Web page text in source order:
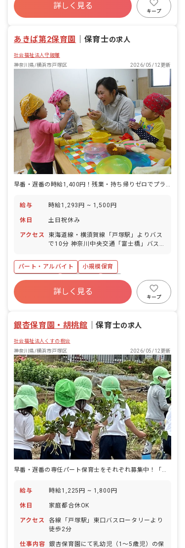
駅近5分以内
週2.3日~OK
詳しく見る
キープ
あきば第2保育園 保育士の求人
社会福祉法人守破離
神奈川県/横浜市戸塚区
2026/05/12更新
給与 時給1,293円 ~ 1,500円
休日 土日祝休み
アクセス
東海道線・横須賀線「戸塚駅」よりバス
で10分 神奈川中央交通「富士橋」バス
パート・アルバイト
小規模保育
社会保険完備
土日祝休み
有給
社会福祉法人
乳児保育のみ
詳しく見る
キープ
銀杏保育園・胡桃館 ｜保育士の求人
社会福祉法人くすの樹会
神奈川県/横浜市戸塚区
2026/05/12更新
早番・遅番の専任パート保育士をそれぞれ募集中！「戸塚駅」徒歩2分♪
給与 時給1,225円 ~ 1,800円
休日 家庭都合休OK
アクセス
各線「戸塚駅」東口バスロータリーより
徒歩2分
仕事内容 銀杏保育園にて乳幼児（1～5歳児）の保